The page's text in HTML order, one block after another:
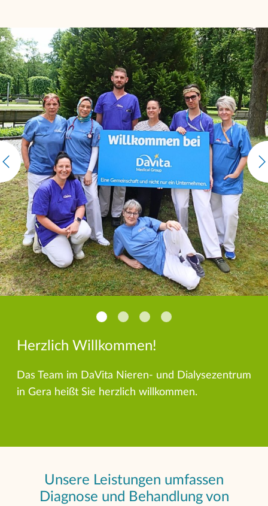
Herzlich Willkommen!
Das Team im DaVita Nieren- und Dialysezentrum
in Gera heißt Sie herzlich willkommen.
Unsere Leistungen umfassen
Diagnose und Behandlung von